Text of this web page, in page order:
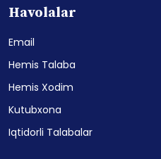
Havolalar
Email
Hemis Talaba
Hemis Xodim
Kutubxona
Iqtidorli Talabalar